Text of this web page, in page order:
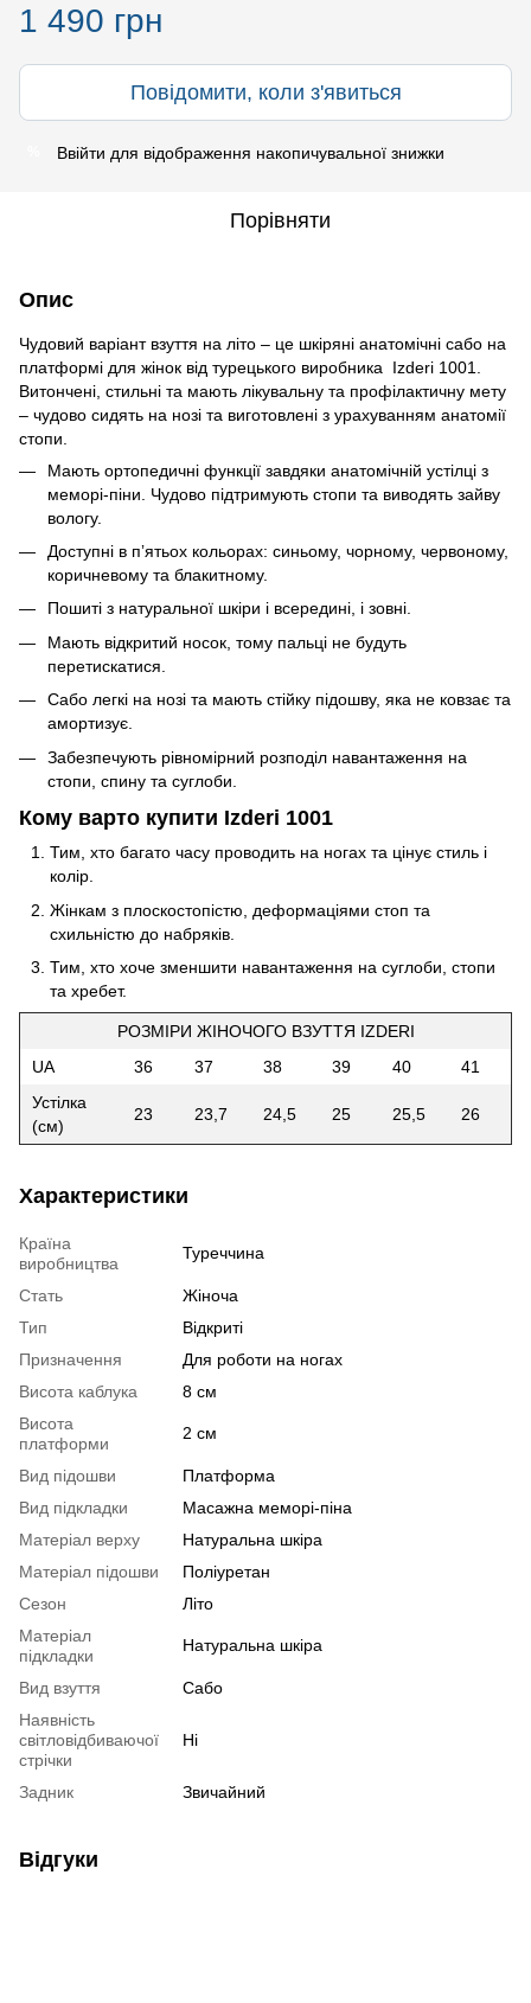
1 490 грн
Повідомити, коли з'явиться
Ввійти для відображення накопичувальної знижки
Порівняти
Опис
Чудовий варіант взуття на літо – це шкіряні анатомічні сабо на
платформі для жінок від турецького виробника Izderi 1001.
Витончені, стильні та мають лікувальну та профілактичну мету
– чудово сидять на нозі та виготовлені з урахуванням анатомії
стопи.
Мають ортопедичні функції завдяки анатомічній устілці з
меморі-піни. Чудово підтримують стопи та виводять зайву
вологу.
Доступні в пʼятьох кольорах: синьому, чорному, червоному,
коричневому та блакитному.
Пошиті з натуральної шкіри і всередині, і зовні.
Мають відкритий носок, тому пальці не будуть
перетискатися.
Сабо легкі на нозі та мають стійку підошву, яка не ковзає та
амортизує.
Забезпечують рівномірний розподіл навантаження на
стопи, спину та суглоби.
Кому варто купити Izderi 1001
Тим, хто багато часу проводить на ногах та цінує стиль і
колір.
Жінкам з плоскостопістю, деформаціями стоп та
схильністю до набряків.
Тим, хто хоче зменшити навантаження на суглоби, стопи
та хребет.
РОЗМІРИ ЖІНОЧОГО ВЗУТТЯ IZDERI
UA
36 37 38 39 40
41
Устілка
(см)
23 23,7 24,5 25 25,5 26
Характеристики
Країна
виробництва
Туреччина
Стать
Жіноча
Тип
Відкриті
Призначення
Для роботи на ногах
Висота каблука
8 см
Висота
платформи
2 см
Вид підошви
Платформа
Вид підкладки
Масажна меморі-піна
Матеріал верху
Натуральна шкіра
Матеріал підошви
Поліуретан
Сезон
Літо
Матеріал
підкладки
Натуральна шкіра
Вид взуття
Сабо
Наявність
світловідбиваючої
стрічки
Ні
Задник Звичайний
Відгуки